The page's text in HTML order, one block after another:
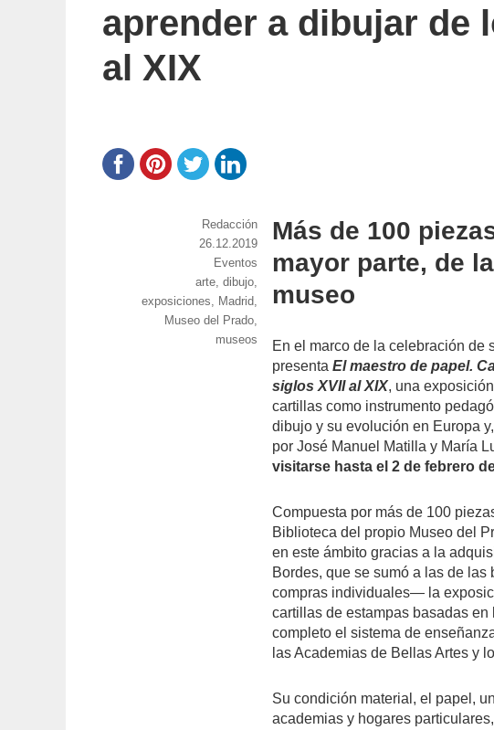
aprender a dibujar de
al XIX
Más de 100
mayor parte, de
museo
En el marco de la celebración de
presentaEl maestro de papel.
siglos XVII al XIX, una
cartillas como instrumento
dibujo y su evolución en Europa
por José Manuel Matilla y María
visitarse hasta el 2 de febrero
Compuesta por más de 100
Biblioteca del propio Museo del
en este ámbito gracias a la
Bordes, que se sumó a las de
compras individuales— la
cartillas de estampas basadas
completo el sistema de
las Academias de Bellas Artes y
Su condición material, el papel,
academias y hogares
https://www.experimenta.es/author/redaccion/
Redacción
Publicado
26.12.2019
Categorías
Eventos
Etiquetas
arte,dibujo,
exposiciones, Madrid,
Museo del Prado,
museos